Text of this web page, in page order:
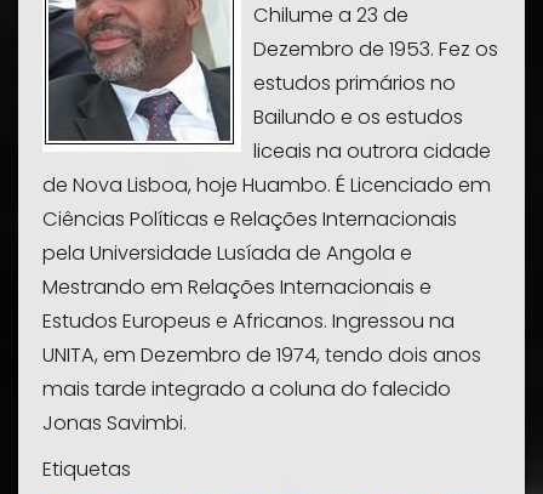
Chilume a 23 de
Dezembro de 1953. Fez os
estudos primários no
Bailundo e os estudos
liceais na outrora cidade
de Nova Lisboa, hoje Huambo. É Licenciado em
Ciências Políticas e Relações Internacionais
pela Universidade Lusíada de Angola e
Mestrando em Relações Internacionais e
Estudos Europeus e Africanos. Ingressou na
UNITA, em Dezembro de 1974, tendo dois anos
mais tarde integrado a coluna do falecido
Jonas Savimbi.
Etiquetas